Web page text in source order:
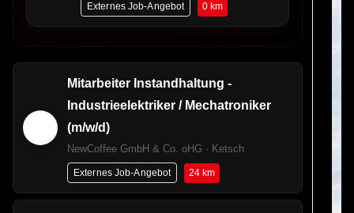
Externes Job-Angebot 0 km
Mitarbeiter Instandhaltung -
Industrieelektriker / Mechatroniker
(m/w/d)
NewCoffee GmbH & Co. oHG · Ketsch
Externes Job-Angebot 24 km